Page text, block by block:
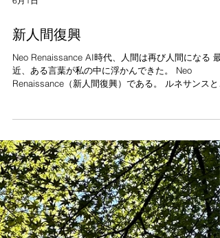
6月1日
新人間復興
Neo Renaissance AI時代、人間は再び人間になる 最
人々は神の権威に従うだけではなく、人間そのもの
可能性に目を向け始めた。 芸術が花開き、科学が発
し、近代文明の礎が築かれた。 その延長線上に現在
AI社会がある。 人類は長い年月をかけて知識を蓄積
し、技術を発展させ、ついに知的活動の一部を人工
能に委ねるところまで来た。 しかし私は思う。 AIが
成に近づけば近づくほど、人間は逆に「人間とは何
か」を問われるのではないかと。 AIは膨大な知識を